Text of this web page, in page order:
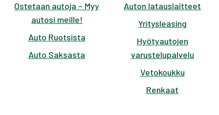
Ostetaan autoja – Myy
autosi meille!
Auto Ruotsista
Auto Saksasta
Auton latauslaitteet
Yritysleasing
Hyötyautojen
varustelupalvelu
Vetokoukku
Renkaat